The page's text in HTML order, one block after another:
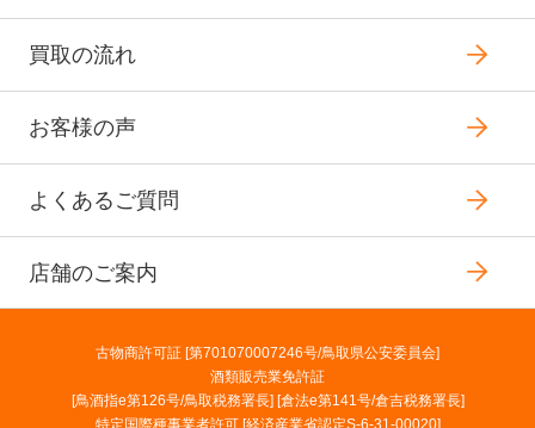
買取の流れ
お客様の声
よくあるご質問
店舗のご案内
古物商許可証 [第701070007246号/鳥取県公安委員会]
酒類販売業免許証
[鳥酒指e第126号/鳥取税務署長] [倉法e第141号/倉吉税務署長]